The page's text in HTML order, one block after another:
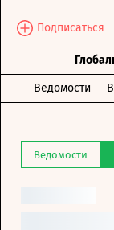
Подписаться
Ведомости
Ведомости